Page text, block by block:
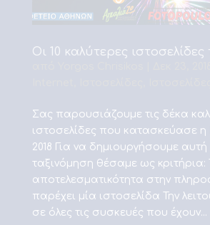
Οι 10 καλύτερες ιστοσελίδες
Σας παρουσιάζουμε τις δέκα
ιστοσελίδες που κατασκεύασε η
2018 Για να δημιουργήσουμε αυτή
ταξινόμηση θέσαμε ως κριτήρια:
αποτελεσματικότητα στην
παρέχει μία ιστοσελίδα Την
σε όλες τις συσκευές που έχουν...